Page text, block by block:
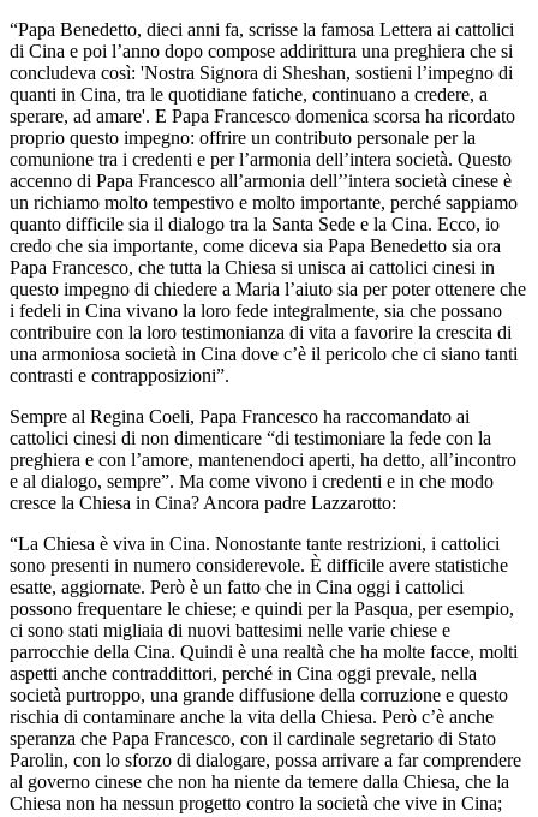
“Papa Benedetto, dieci anni fa, scrisse la famosa Lettera ai cattolici
di Cina e poi l’anno dopo compose addirittura una preghiera che si
concludeva così: 'Nostra Signora di Sheshan, sostieni l’impegno di
quanti in Cina, tra le quotidiane fatiche, continuano a credere, a
sperare, ad amare'. E Papa Francesco domenica scorsa ha ricordato
proprio questo impegno: offrire un contributo personale per la
comunione tra i credenti e per l’armonia dell’intera società. Questo
accenno di Papa Francesco all’armonia dell’’intera società cinese è
un richiamo molto tempestivo e molto importante, perché sappiamo
quanto difficile sia il dialogo tra la Santa Sede e la Cina. Ecco, io
credo che sia importante, come diceva sia Papa Benedetto sia ora
Papa Francesco, che tutta la Chiesa si unisca ai cattolici cinesi in
questo impegno di chiedere a Maria l’aiuto sia per poter ottenere che
i fedeli in Cina vivano la loro fede integralmente, sia che possano
contribuire con la loro testimonianza di vita a favorire la crescita di
una armoniosa società in Cina dove c’è il pericolo che ci siano tanti
contrasti e contrapposizioni”.
Sempre al Regina Coeli, Papa Francesco ha raccomandato ai
cattolici cinesi di non dimenticare “di testimoniare la fede con la
preghiera e con l’amore, mantenendoci aperti, ha detto, all’incontro
e al dialogo, sempre”. Ma come vivono i credenti e in che modo
cresce la Chiesa in Cina? Ancora padre Lazzarotto:
“La Chiesa è viva in Cina. Nonostante tante restrizioni, i cattolici
sono presenti in numero considerevole. È difficile avere statistiche
esatte, aggiornate. Però è un fatto che in Cina oggi i cattolici
possono frequentare le chiese; e quindi per la Pasqua, per esempio,
ci sono stati migliaia di nuovi battesimi nelle varie chiese e
parrocchie della Cina. Quindi è una realtà che ha molte facce, molti
aspetti anche contraddittori, perché in Cina oggi prevale, nella
società purtroppo, una grande diffusione della corruzione e questo
rischia di contaminare anche la vita della Chiesa. Però c’è anche
speranza che Papa Francesco, con il cardinale segretario di Stato
Parolin, con lo sforzo di dialogare, possa arrivare a far comprendere
al governo cinese che non ha niente da temere dalla Chiesa, che la
Chiesa non ha nessun progetto contro la società che vive in Cina;